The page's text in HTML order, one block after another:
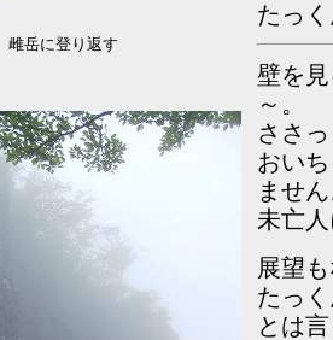
たっ
雌岳に登り返す
壁を
～。
ささ
おい
ませ
未亡
展望
たっ
とは